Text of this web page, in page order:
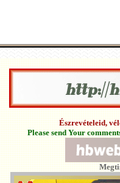
Észrevételeid,
Please send Your